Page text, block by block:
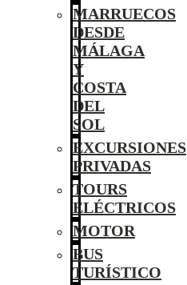
MARRUECOS
DESDE
MÁLAGA
Y
COSTA
DEL
SOL
EXCURSIONES
PRIVADAS
TOURS
ELÉCTRICOS
MOTOR
BUS
TURÍSTICO